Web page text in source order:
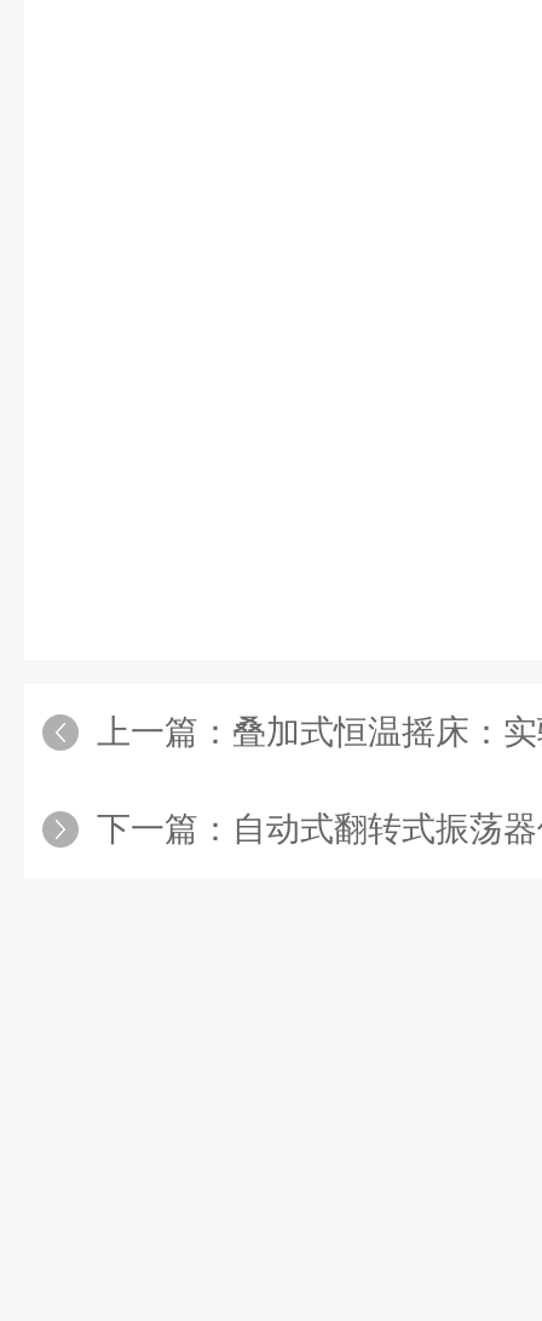
上一篇： 叠加式恒温摇床：实验
下一篇： 自动式翻转式振荡